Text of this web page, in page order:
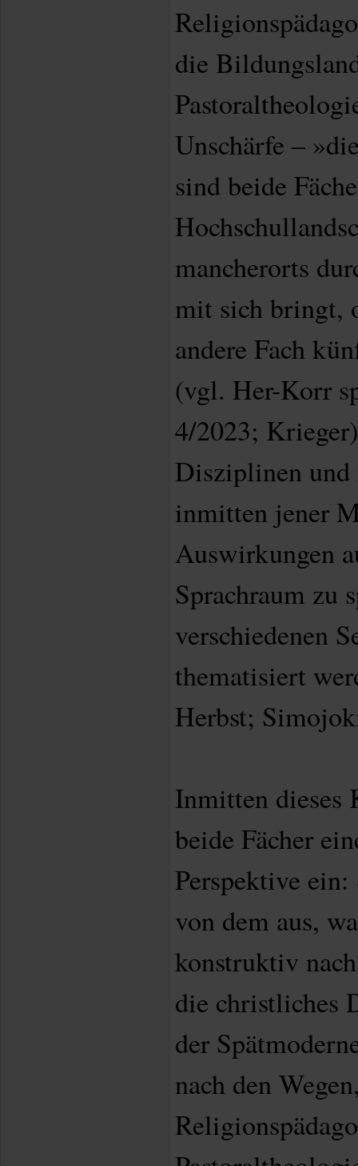
die
Unschärfe –
sind beide
mancherorts
mit sich bringt,
andere Fach
(vgl. Her-Korr
4/2023;
Disziplinen
inmitten jener
Auswirkungen
Sprachraum zu
verschiedenen
thematisiert
Herbst;
Inmitten dieses
beide Fächer
Perspektive
von dem aus,
konstruktiv
die christliches
der
nach den